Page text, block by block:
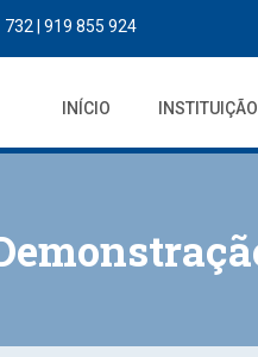
732 | 919 855 924
INÍCIO INSTITUIÇÃO